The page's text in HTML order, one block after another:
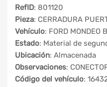
RefID: 801120
Pieza: CERRADURA
Vehículo: FORD MONDEO
Estado: Material de
Ubicación: Almacenada
Observaciones:
Código del vehículo: